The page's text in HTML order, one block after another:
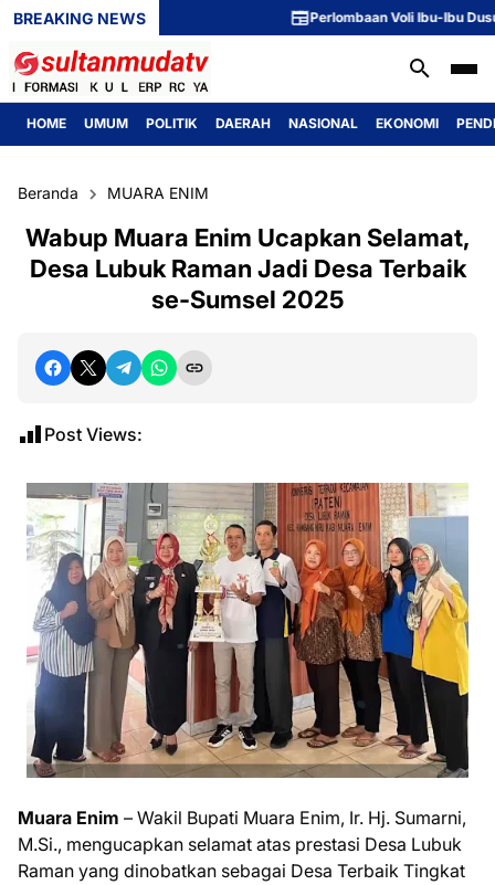
BREAKING NEWS Perlombaan Voli Ibu-Ibu Dusun
HOME UMUM POLITIK DAERAH NASIONAL EKONOMI
Beranda MUARA ENIM
Wabup Muara Enim Ucapkan Selamat,
Desa Lubuk Raman Jadi Desa Terbaik
se-Sumsel 2025
Post Views:
Muara Enim – Wakil Bupati Muara Enim, Ir. Hj. Sumarni,
M.Si., mengucapkan selamat atas prestasi Desa Lubuk
Raman yang dinobatkan sebagai Desa Terbaik Tingkat